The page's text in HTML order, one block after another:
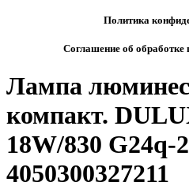
Политика
Соглашение об
Лампа
компакт.
18W/830 G24q-
4050300327211